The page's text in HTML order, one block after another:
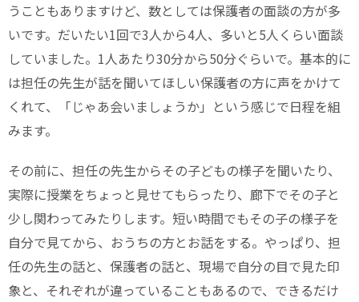
うこともありますけど、数としては保護者の面談の方が多
いです。だいたい1回で3人から4人、多いと5人くらい面談
していました。1人あたり30分から50分ぐらいで。基本的に
は担任の先生が話を聞いてほしい保護者の方に声をかけて
くれて、「じゃあ会いましょうか」という感じで日程を組
みます。
その前に、担任の先生からその子どもの様子を聞いたり、
実際に授業をちょっと見せてもらったり、廊下でその子と
少し関わってみたりします。短い時間でもその子の様子を
自分で見てから、おうちの方とお話をする。やっぱり、担
任の先生の話と、保護者の話と、現場で自分の目で見た印
象と、それぞれが違っていることもあるので、できるだけ